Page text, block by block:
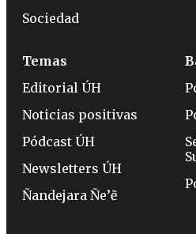
Sociedad
Temas
Editorial ÚH
Noticias positivas
Pódcast ÚH
Newsletters ÚH
Ñandejara Ñe’ẽ